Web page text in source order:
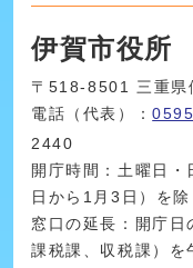
伊賀市役所
〒518-8501 三重県
電話（代表）：
2440
開庁時間：土曜日
日から1月3日）を
窓口の延長：開庁日
課税課、収税課）を